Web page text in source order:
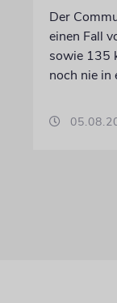
Der
einen Fall
sowie 135
noch nie in